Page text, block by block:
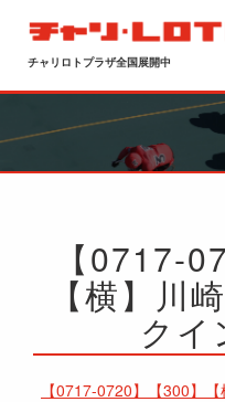
チャリロトプラザ全国展開中
【0717-
【横】川
クイ
【0717-0720】【300】